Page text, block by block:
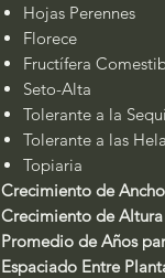
Hojas Perennes
Florece
Fructífera
Seto-Alta
Tolerante a la
Tolerante a las
Topiaria
Crecimiento de
Crecimiento de
Promedio de Años
Espaciado Entre